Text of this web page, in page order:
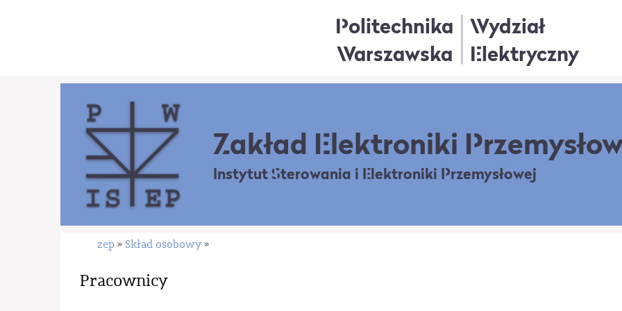
Politechnika
Warszawska
Wydział
Elektryczny
Zakład Elektroniki
Instytut Sterowania i Elektroniki Przemysłowej
zep » Skład osobowy »
Pracownicy